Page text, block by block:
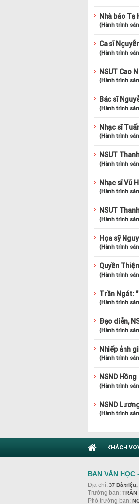
Nhà báo Tạ
(Hành trình
Ca sĩ
(Hành trình
NSUT Cao
(Hành trình
Bác sĩ
(Hành trình
Nhạc sĩ
(Hành trình
NSUT
(Hành trình
Nhạc sĩ Vũ
(Hành trình
NSUT
(Hành trình
Họa sỹ
(Hành trình
Quyền
(Hành trình
Trần Ngát:
(Hành trình
Đạo diễn,
(Hành trình
Nhiếp ảnh
(Hành trình
NSND
(Hành trình
NSND
(Hành trình
KHÁCH
BAN VĂN HỌC
Địa chỉ: 37 Bà triệu,
Trưởng ban: TRẦN
Phó trưởng ban: